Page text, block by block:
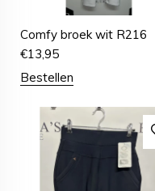
Comfy broek wit R216
€13,95
Bestellen